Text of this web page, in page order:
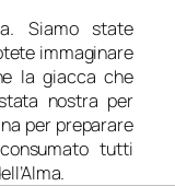
Siamo state
immaginare
la giacca che
nostra per
per preparare
tutti